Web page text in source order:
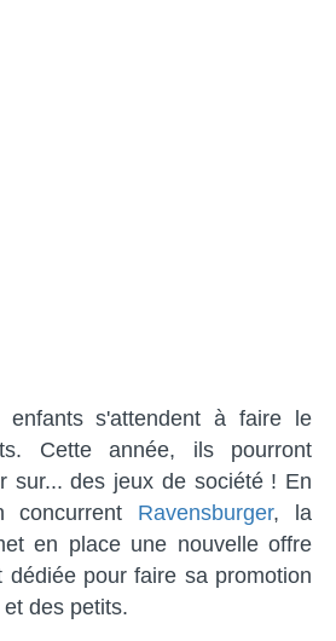
enfants s'attendent à faire le
Cette année, ils pourront
sur... des jeux de société ! En
concurrent Ravensburger, la
en place une nouvelle offre
dédiée pour faire sa promotion
des petits.